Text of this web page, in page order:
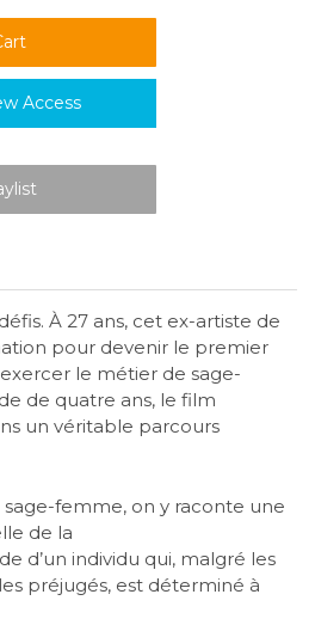
Access
À 27 ans, cet ex-artiste de
pour devenir le premier
le métier de sage-
de quatre ans, le film
un véritable parcours
femme, on y raconte une
de la
d’un individu qui, malgré les
préjugés, est déterminé à